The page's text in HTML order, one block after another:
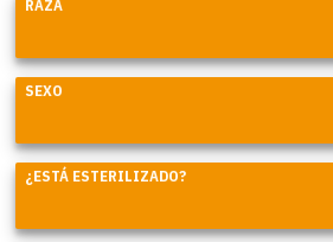
RAZA
SEXO
¿ESTÁ ESTERILIZADO?